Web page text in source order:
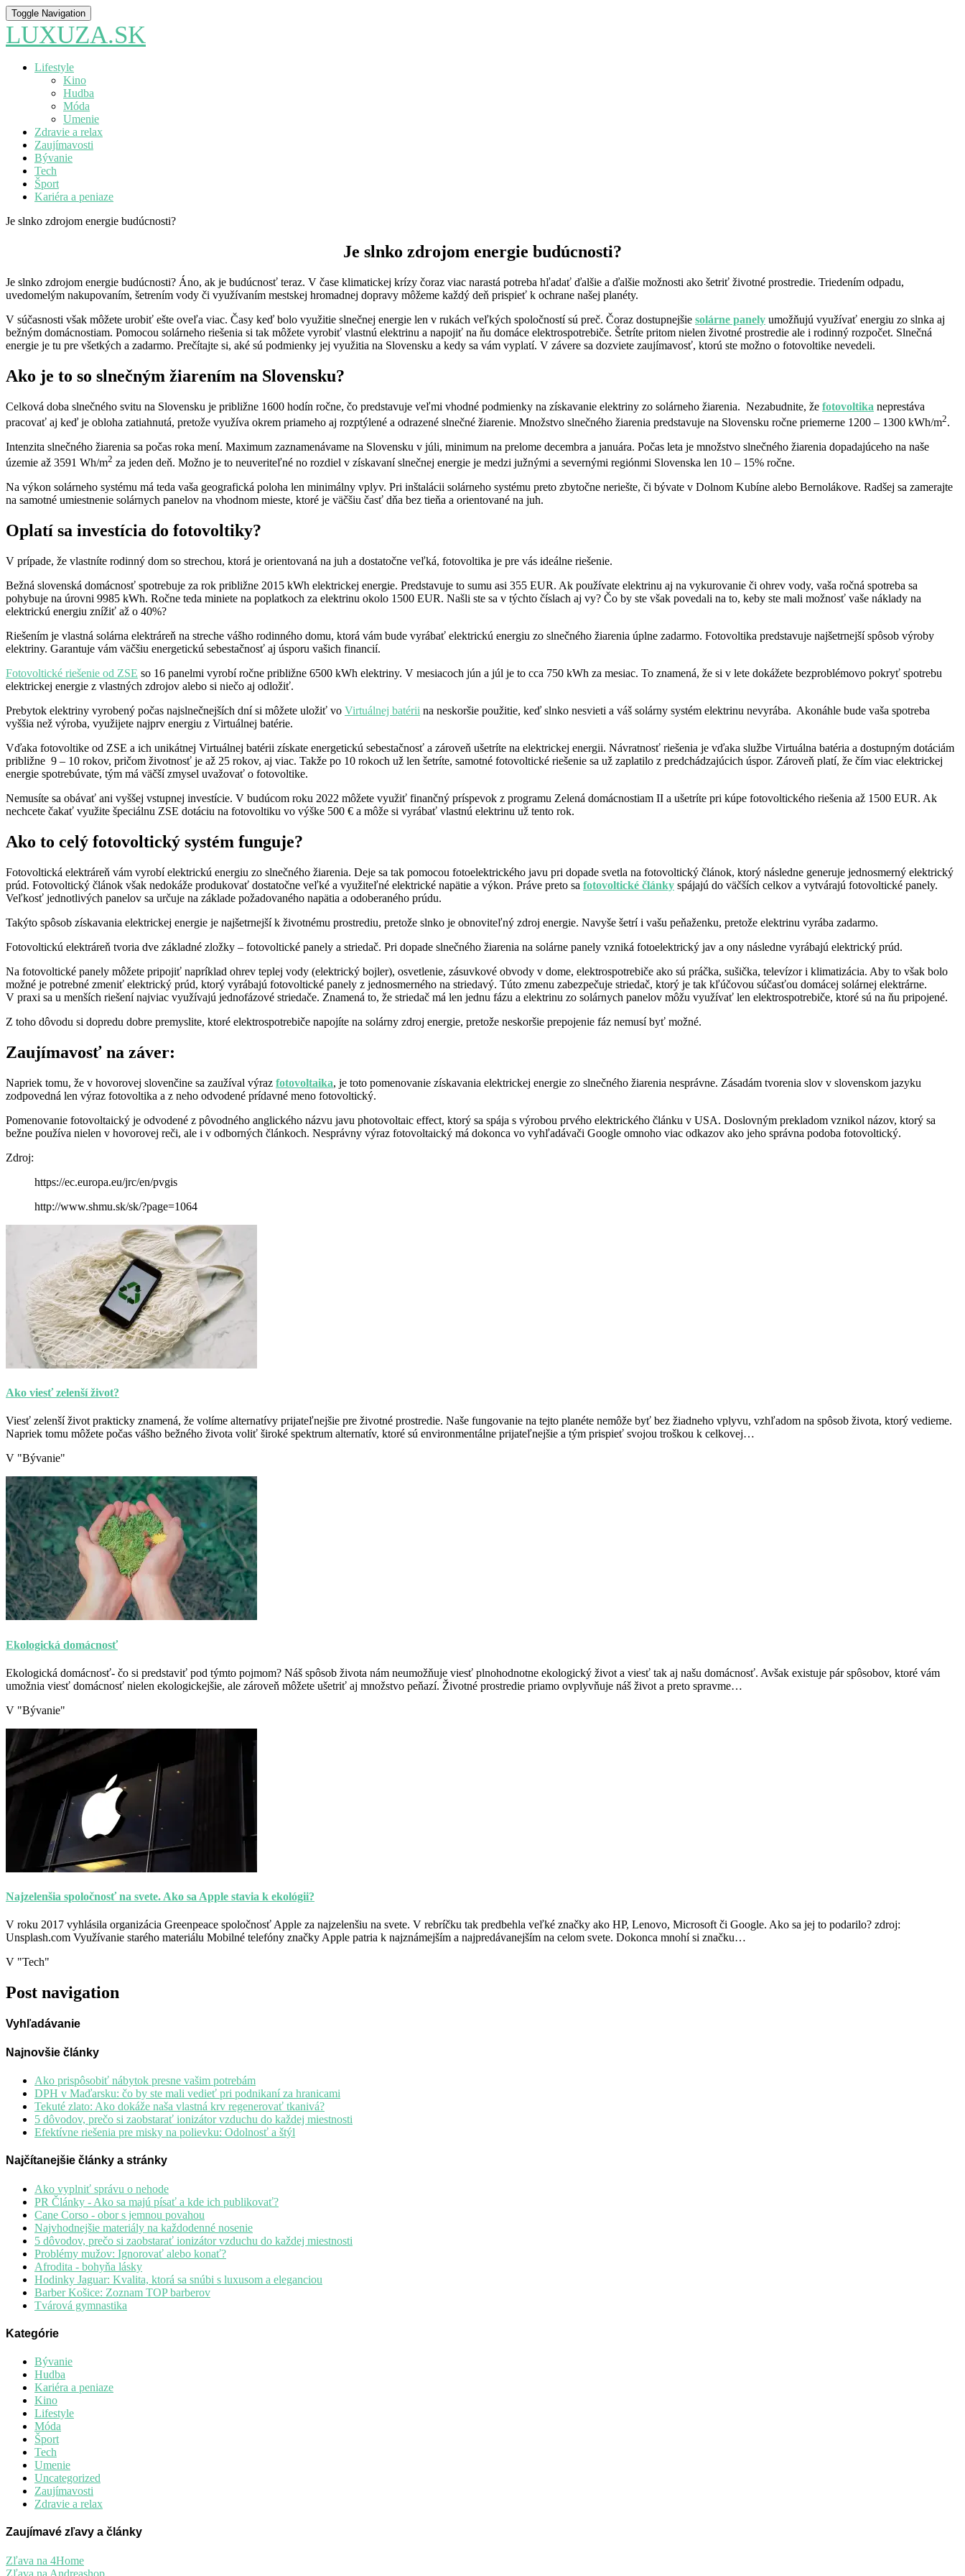
Toggle Navigation
LUXUZA.SK
Lifestyle
Kino
Hudba
Móda
Umenie
Zdravie a relax
Zaujímavosti
Bývanie
Tech
Šport
Kariéra a peniaze
Je slnko zdrojom energie budúcnosti?
Je slnko zdrojom energie budúcnosti?
Je slnko zdrojom energie budúcnosti? Áno, ak je budúcnosť teraz. V čase klimatickej krízy čoraz viac narastá potreba hľadať ďalšie a ďalšie možnosti ako šetriť životné prostredie. Triedením odpadu,
uvedomelým nakupovaním, šetrením vody či využívaním mestskej hromadnej dopravy môžeme každý deň prispieť k ochrane našej planéty.
V súčasnosti však môžete urobiť ešte oveľa viac. Časy keď bolo využitie slnečnej energie len v rukách veľkých spoločností sú preč. Čoraz dostupnejšie solárne panely umožňujú využívať energiu zo slnka aj
bežným domácnostiam. Pomocou solárneho riešenia si tak môžete vyrobiť vlastnú elektrinu a napojiť na ňu domáce elektrospotrebiče. Šetríte pritom nielen životné prostredie ale i rodinný rozpočet. Slnečná
energie je tu pre všetkých a zadarmo. Prečítajte si, aké sú podmienky jej využitia na Slovensku a kedy sa vám vyplatí. V závere sa dozviete zaujímavosť, ktorú ste možno o fotovoltike nevedeli.
Ako je to so slnečným žiarením na Slovensku?
Celková doba slnečného svitu na Slovensku je približne 1600 hodín ročne, čo predstavuje veľmi vhodné podmienky na získavanie elektriny zo solárneho žiarenia. Nezabudnite, že fotovoltika neprestáva
pracovať aj keď je obloha zatiahnutá, pretože využíva okrem priameho aj rozptýlené a odrazené slnečné žiarenie. Množstvo slnečného žiarenia predstavuje na Slovensku ročne priemerne 1200 – 1300 kWh/m2.
Intenzita slnečného žiarenia sa počas roka mení. Maximum zaznamenávame na Slovensku v júli, minimum na prelome decembra a januára. Počas leta je množstvo slnečného žiarenia dopadajúceho na naše
územie až 3591 Wh/m2 za jeden deň. Možno je to neuveriteľné no rozdiel v získavaní slnečnej energie je medzi južnými a severnými regiónmi Slovenska len 10 – 15% ročne.
Na výkon solárneho systému má teda vaša geografická poloha len minimálny vplyv. Pri inštalácii solárneho systému preto zbytočne neriešte, či bývate v Dolnom Kubíne alebo Bernolákove. Radšej sa zamerajte
na samotné umiestnenie solárnych panelov na vhodnom mieste, ktoré je väčšiu časť dňa bez tieňa a orientované na juh.
Oplatí sa investícia do fotovoltiky?
V prípade, že vlastníte rodinný dom so strechou, ktorá je orientovaná na juh a dostatočne veľká, fotovoltika je pre vás ideálne riešenie.
Bežná slovenská domácnosť spotrebuje za rok približne 2015 kWh elektrickej energie. Predstavuje to sumu asi 355 EUR. Ak používate elektrinu aj na vykurovanie či ohrev vody, vaša ročná spotreba sa
pohybuje na úrovni 9985 kWh. Ročne teda miniete na poplatkoch za elektrinu okolo 1500 EUR. Našli ste sa v týchto číslach aj vy? Čo by ste však povedali na to, keby ste mali možnosť vaše náklady na
elektrickú energiu znížiť až o 40%?
Riešením je vlastná solárna elektráreň na streche vášho rodinného domu, ktorá vám bude vyrábať elektrickú energiu zo slnečného žiarenia úplne zadarmo. Fotovoltika predstavuje najšetrnejší spôsob výroby
elektriny. Garantuje vám väčšiu energetickú sebestačnosť aj úsporu vašich financií.
Fotovoltické riešenie od ZSE so 16 panelmi vyrobí ročne približne 6500 kWh elektriny. V mesiacoch jún a júl je to cca 750 kWh za mesiac. To znamená, že si v lete dokážete bezproblémovo pokryť spotrebu
elektrickej energie z vlastných zdrojov alebo si niečo aj odložiť.
Prebytok elektriny vyrobený počas najslnečnejších dní si môžete uložiť vo Virtuálnej batérii na neskoršie použitie, keď slnko nesvieti a váš solárny systém elektrinu nevyrába. Akonáhle bude vaša spotreba
vyššia než výroba, využijete najprv energiu z Virtuálnej batérie.
Vďaka fotovoltike od ZSE a ich unikátnej Virtuálnej batérii získate energetickú sebestačnosť a zároveň ušetríte na elektrickej energii. Návratnosť riešenia je vďaka službe Virtuálna batéria a dostupným dotáciám
približne 9 – 10 rokov, pričom životnosť je až 25 rokov, aj viac. Takže po 10 rokoch už len šetríte, samotné fotovoltické riešenie sa už zaplatilo z predchádzajúcich úspor. Zároveň platí, že čím viac elektrickej
energie spotrebúvate, tým má väčší zmysel uvažovať o fotovoltike.
Nemusíte sa obávať ani vyššej vstupnej investície. V budúcom roku 2022 môžete využiť finančný príspevok z programu Zelená domácnostiam II a ušetríte pri kúpe fotovoltického riešenia až 1500 EUR. Ak
nechcete čakať využite špeciálnu ZSE dotáciu na fotovoltiku vo výške 500 € a môže si vyrábať vlastnú elektrinu už tento rok.
Ako to celý fotovoltický systém funguje?
Fotovoltická elektráreň vám vyrobí elektrickú energiu zo slnečného žiarenia. Deje sa tak pomocou fotoelektrického javu pri dopade svetla na fotovoltický článok, ktorý následne generuje jednosmerný elektrický
prúd. Fotovoltický článok však nedokáže produkovať dostatočne veľké a využiteľné elektrické napätie a výkon. Práve preto sa fotovoltické články spájajú do väčších celkov a vytvárajú fotovoltické panely.
Veľkosť jednotlivých panelov sa určuje na základe požadovaného napätia a odoberaného prúdu.
Takýto spôsob získavania elektrickej energie je najšetrnejší k životnému prostrediu, pretože slnko je obnoviteľný zdroj energie. Navyše šetrí i vašu peňaženku, pretože elektrinu vyrába zadarmo.
Fotovoltickú elektráreň tvoria dve základné zložky – fotovoltické panely a striedač. Pri dopade slnečného žiarenia na solárne panely vzniká fotoelektrický jav a ony následne vyrábajú elektrický prúd.
Na fotovoltické panely môžete pripojiť napríklad ohrev teplej vody (elektrický bojler), osvetlenie, zásuvkové obvody v dome, elektrospotrebiče ako sú práčka, sušička, televízor i klimatizácia. Aby to však bolo
možné je potrebné zmeniť elektrický prúd, ktorý vyrábajú fotovoltické panely z jednosmerného na striedavý. Túto zmenu zabezpečuje striedač, ktorý je tak kľúčovou súčasťou domácej solárnej elektrárne.
V praxi sa u menších riešení najviac využívajú jednofázové striedače. Znamená to, že striedač má len jednu fázu a elektrinu zo solárnych panelov môžu využívať len elektrospotrebiče, ktoré sú na ňu pripojené.
Z toho dôvodu si dopredu dobre premyslite, ktoré elektrospotrebiče napojíte na solárny zdroj energie, pretože neskoršie prepojenie fáz nemusí byť možné.
Zaujímavosť na záver:
Napriek tomu, že v hovorovej slovenčine sa zaužíval výraz fotovoltaika, je toto pomenovanie získavania elektrickej energie zo slnečného žiarenia nesprávne. Zásadám tvorenia slov v slovenskom jazyku
zodpovedná len výraz fotovoltika a z neho odvodené prídavné meno fotovoltický.
Pomenovanie fotovoltaický je odvodené z pôvodného anglického názvu javu photovoltaic effect, ktorý sa spája s výrobou prvého elektrického článku v USA. Doslovným prekladom vznikol názov, ktorý sa
bežne používa nielen v hovorovej reči, ale i v odborných článkoch. Nesprávny výraz fotovoltaický má dokonca vo vyhľadávači Google omnoho viac odkazov ako jeho správna podoba fotovoltický.
Zdroj:
https://ec.europa.eu/jrc/en/pvgis
http://www.shmu.sk/sk/?page=1064
Ako viesť zelenší život?
Viesť zelenší život prakticky znamená, že volíme alternatívy prijateľnejšie pre životné prostredie. Naše fungovanie na tejto planéte nemôže byť bez žiadneho vplyvu, vzhľadom na spôsob života, ktorý vedieme.
Napriek tomu môžete počas vášho bežného života voliť široké spektrum alternatív, ktoré sú environmentálne prijateľnejšie a tým prispieť svojou troškou k celkovej…
V "Bývanie"
Ekologická domácnosť
Ekologická domácnosť- čo si predstaviť pod týmto pojmom? Náš spôsob života nám neumožňuje viesť plnohodnotne ekologický život a viesť tak aj našu domácnosť. Avšak existuje pár spôsobov, ktoré vám
umožnia viesť domácnosť nielen ekologickejšie, ale zároveň môžete ušetriť aj množstvo peňazí. Životné prostredie priamo ovplyvňuje náš život a preto spravme…
V "Bývanie"
Najzelenšia spoločnosť na svete. Ako sa Apple stavia k ekológii?
V roku 2017 vyhlásila organizácia Greenpeace spoločnosť Apple za najzelenšiu na svete. V rebríčku tak predbehla veľké značky ako HP, Lenovo, Microsoft či Google. Ako sa jej to podarilo? zdroj:
Unsplash.com Využívanie starého materiálu Mobilné telefóny značky Apple patria k najznámejším a najpredávanejším na celom svete. Dokonca mnohí si značku…
V "Tech"
Post navigation
Vyhľadávanie
Najnovšie články
Ako prispôsobiť nábytok presne vašim potrebám
DPH v Maďarsku: čo by ste mali vedieť pri podnikaní za hranicami
Tekuté zlato: Ako dokáže naša vlastná krv regenerovať tkanivá?
5 dôvodov, prečo si zaobstarať ionizátor vzduchu do každej miestnosti
Efektívne riešenia pre misky na polievku: Odolnosť a štýl
Najčítanejšie články a stránky
Ako vyplniť správu o nehode
PR Články - Ako sa majú písať a kde ich publikovať?
Cane Corso - obor s jemnou povahou
Najvhodnejšie materiály na každodenné nosenie
5 dôvodov, prečo si zaobstarať ionizátor vzduchu do každej miestnosti
Problémy mužov: Ignorovať alebo konať?
Afrodita - bohyňa lásky
Hodinky Jaguar: Kvalita, ktorá sa snúbi s luxusom a eleganciou
Barber Košice: Zoznam TOP barberov
Tvárová gymnastika
Kategórie
Bývanie
Hudba
Kariéra a peniaze
Kino
Lifestyle
Móda
Šport
Tech
Umenie
Uncategorized
Zaujímavosti
Zdravie a relax
Zaujímavé zľavy a články
Zľava na 4Home
Zľava na Andreashop